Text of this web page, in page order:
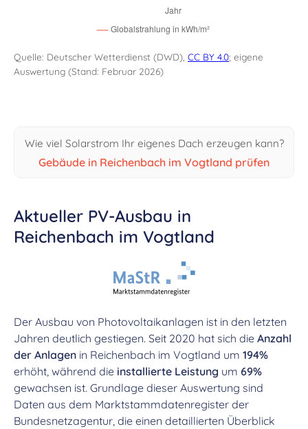
Quelle: Deutscher Wetterdienst (DWD), CC BY 4.0; eigene
Auswertung (Stand: Februar 2026)
Wie viel Solarstrom Ihr eigenes Dach erzeugen kann?
Gebäude in Reichenbach im Vogtland prüfen
Aktueller PV-Ausbau in
Reichenbach im Vogtland
Der Ausbau von Photovoltaikanlagen ist in den letzten
Jahren deutlich gestiegen. Seit 2020 hat sich die Anzahl
der Anlagen in Reichenbach im Vogtland um 194%
erhöht, während die installierte Leistung um 69%
gewachsen ist. Grundlage dieser Auswertung sind
Daten aus dem Marktstammdatenregister der
Bundesnetzagentur, die einen detaillierten Überblick